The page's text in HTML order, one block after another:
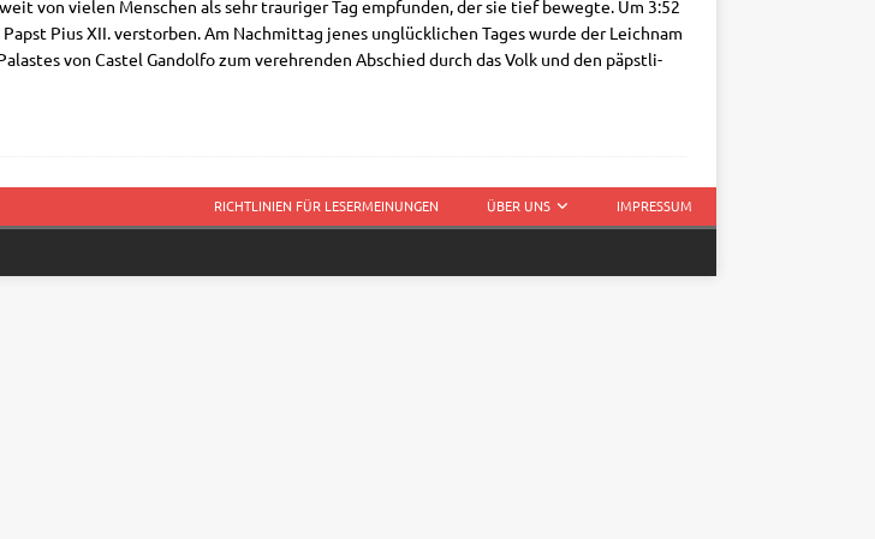
von vie­len Men­schen als sehr trau­ri­ger Tag emp­fun­den, der sie tief beweg­te. Um 3:52
Pius XII. ver­stor­ben. Am Nach­mit­tag jenes unglück­li­chen Tages wur­de der Leich­nam
von Castel Gan­dol­fo zum ver­eh­ren­den Abschied durch das Volk und den päpst­li­
RICHTLINIEN FÜR LESERMEINUNGEN ÜBER UNS IMPRESSUM